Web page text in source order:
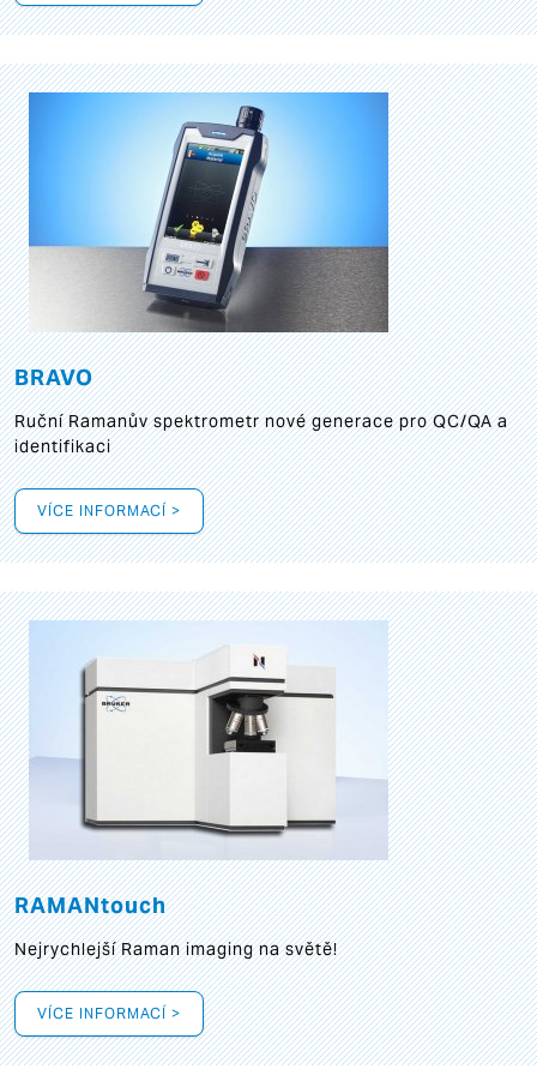
BRAVO
Ruční Ramanův spektrometr nové generace pro QC/QA a
identifikaci
VÍCE INFORMACÍ >
RAMANtouch
Nejrychlejší Raman imaging na světě!
VÍCE INFORMACÍ >